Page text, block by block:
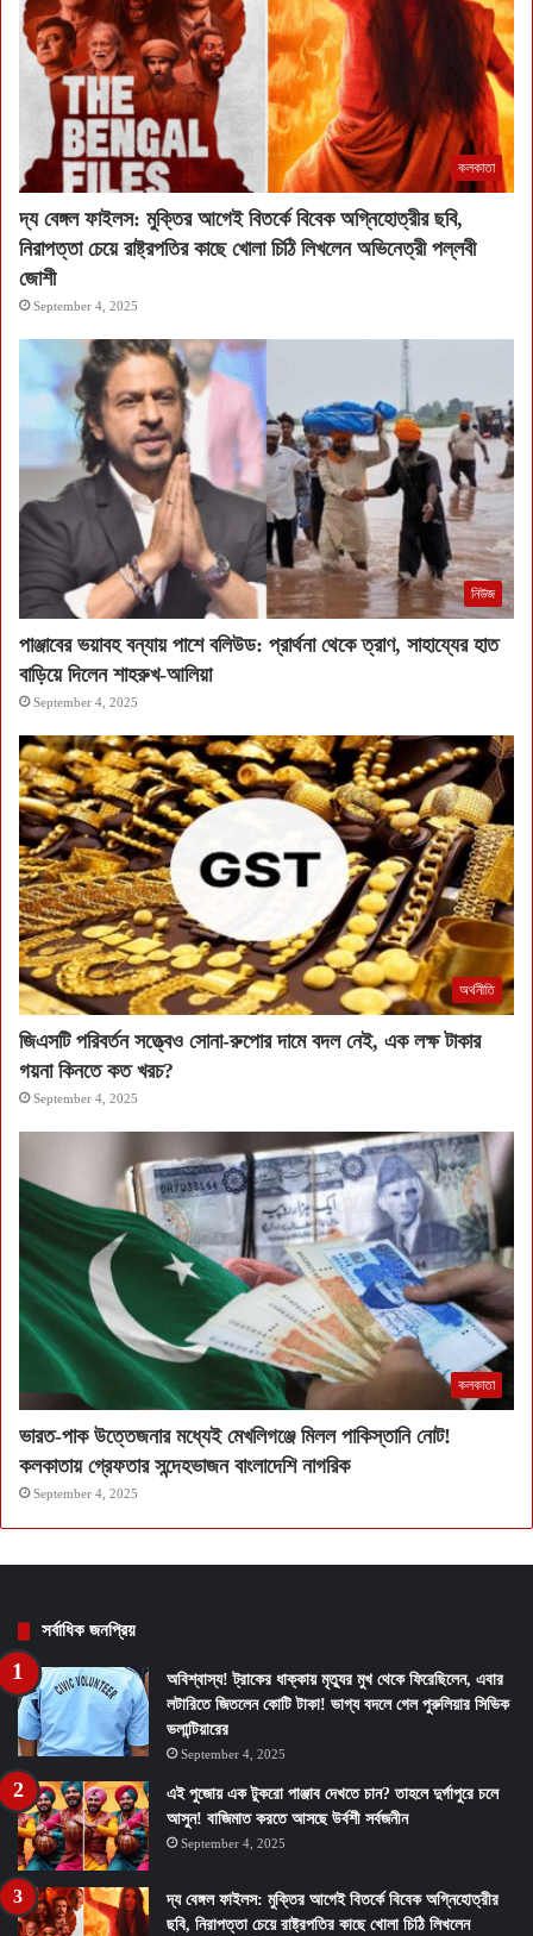
কলকাতা
দ্য বেঙ্গল ফাইলস: মুক্তির আগেই বিতর্কে বিবেক অগ্নিহোত্রীর ছবি,
নিরাপত্তা চেয়ে রাষ্ট্রপতির কাছে খোলা চিঠি লিখলেন অভিনেত্রী পল্লবী
জোশী
September 4, 2025
নিউজ
পাঞ্জাবের ভয়াবহ বন্যায় পাশে বলিউড: প্রার্থনা থেকে ত্রাণ, সাহায্যের হাত
বাড়িয়ে দিলেন শাহরুখ-আলিয়া
September 4, 2025
অর্থনীতি
জিএসটি পরিবর্তন সত্ত্বেও সোনা-রুপোর দামে বদল নেই, এক লক্ষ টাকার
গয়না কিনতে কত খরচ?
September 4, 2025
কলকাতা
ভারত-পাক উত্তেজনার মধ্যেই মেখলিগঞ্জে মিলল পাকিস্তানি নোট!
কলকাতায় গ্রেফতার সন্দেহভাজন বাংলাদেশি নাগরিক
September 4, 2025
সর্বাধিক জনপ্রিয়
অবিশ্বাস্য! ট্রাকের ধাক্কায় মৃত্যুর মুখ থেকে ফিরেছিলেন, এবার
লটারিতে জিতলেন কোটি টাকা! ভাগ্য বদলে গেল পুরুলিয়ার সিভিক
ভলান্টিয়ারের
September 4, 2025
এই পুজোয় এক টুকরো পাঞ্জাব দেখতে চান? তাহলে দুর্গাপুরে চলে
আসুন! বাজিমাত করতে আসছে উর্বশী সর্বজনীন
September 4, 2025
দ্য বেঙ্গল ফাইলস: মুক্তির আগেই বিতর্কে বিবেক অগ্নিহোত্রীর
ছবি, নিরাপত্তা চেয়ে রাষ্ট্রপতির কাছে খোলা চিঠি লিখলেন